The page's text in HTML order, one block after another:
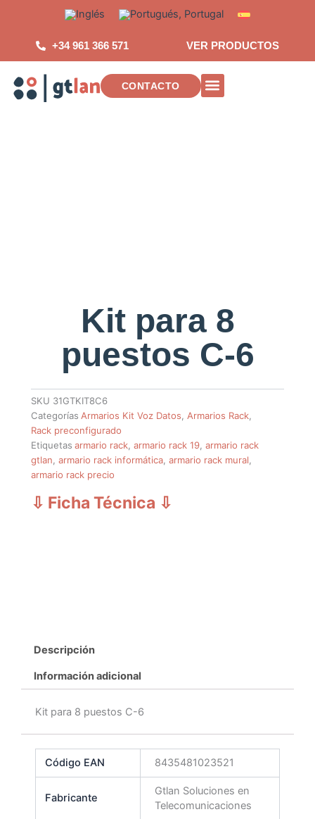
contenido
+34 961 366 571 VER PRODUCTOS
CONTACTO
Kit para 8
puestos C-6
SKU 31GTKIT8C6
Categorías Armarios Kit Voz Datos Armarios Rack
Rack preconfigurado
Etiquetas armario rack ,armario rack 19 ,armario rack
gtlan ,armario rack informática ,armario rack mural
armario rack precio
⇩ Ficha Técnica ⇩
Descripción
Información adicional
Kit para 8 puestos C-6
Código EAN 8435481023521
Fabricante
Gtlan Soluciones en
Telecomunicaciones